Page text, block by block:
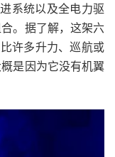
系统以及全电力驱
。据了解，这架六
许多升力、巡航或
是因为它没有机翼